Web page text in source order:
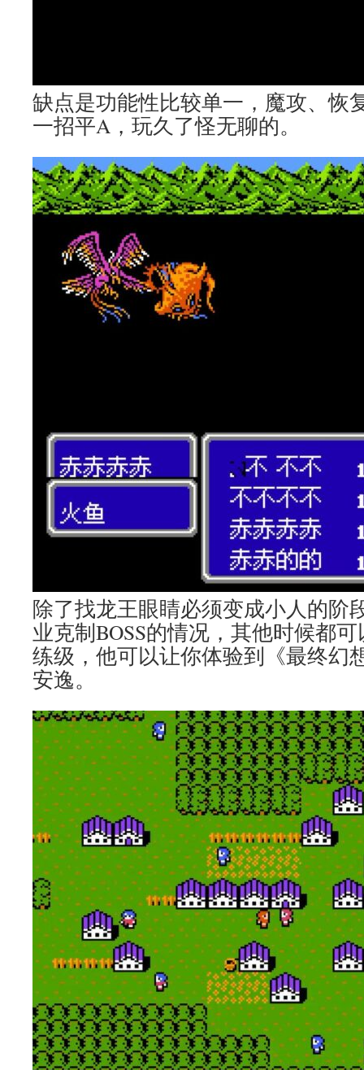
缺点是功能性比较单一，魔攻、恢
一招平A，玩久了怪无聊的。
除了找龙王眼睛必须变成小人的阶
业克制BOSS的情况，其他时候都
练级，他可以让你体验到《最终幻
安逸。